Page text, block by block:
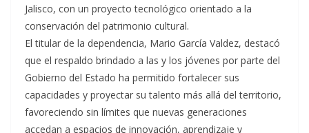
Jalisco, con un proyecto tecnológico orientado a la
conservación del patrimonio cultural.
El titular de la dependencia, Mario García Valdez, destacó
que el respaldo brindado a las y los jóvenes por parte del
Gobierno del Estado ha permitido fortalecer sus
capacidades y proyectar su talento más allá del territorio,
favoreciendo sin límites que nuevas generaciones
accedan a espacios de innovación, aprendizaje y